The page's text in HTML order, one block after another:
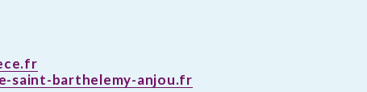
saint-barthelemy-anjou.fr